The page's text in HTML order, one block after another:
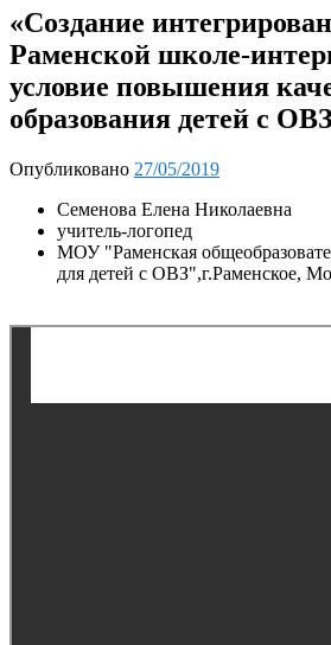
«Создание
Раменской школе-
условие повышения
образования детей с
Опубликовано 27/05/2019
Семенова Елена Николаевна
учитель-логопед
МОУ "Раменская
для детей с ОВЗ",г.Раменское,